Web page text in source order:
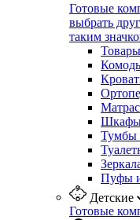
Готовые
выбрать
таким
Шкафы
Тумбы
Пуфы
Детские
Готовые